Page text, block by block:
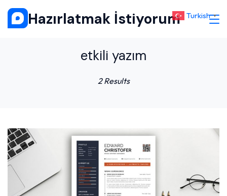
Skip
Hazırlatmak İstiyorum
etkili yazım
2 Results
Turkish ▼